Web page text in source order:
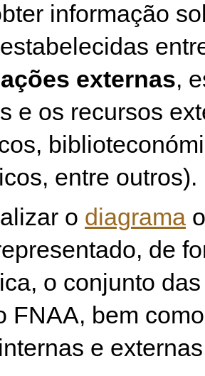
informação
externas,
e os recursos
entre outros).
o diagrama
de
o conjunto
FNAA, bem
e